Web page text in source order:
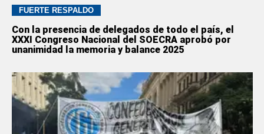
FUERTE RESPALDO
Con la presencia de delegados de todo el país, el
XXXI Congreso Nacional del SOECRA aprobó por
unanimidad la memoria y balance 2025